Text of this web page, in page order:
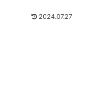
2024.07.27